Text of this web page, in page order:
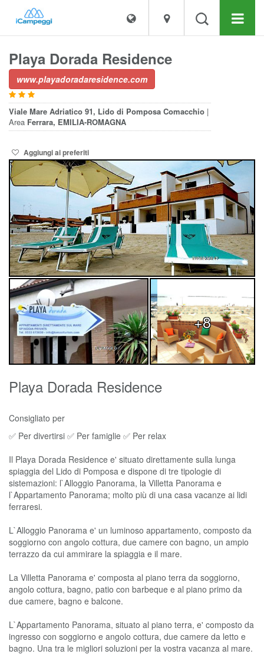
Playa Dorada Residence
www.playadoradaresidence.com
Viale Mare Adriatico 91, Lido di Pomposa Comacchio |
Area Ferrara, EMILIA-ROMAGNA
Aggiungi ai preferiti
+8
Playa Dorada Residence
Consigliato per
✅ Per divertirsi ✅ Per famiglie ✅ Per relax
Il Playa Dorada Residence e' situato direttamente sulla lunga
spiaggia del Lido di Pomposa e dispone di tre tipologie di
sistemazioni: l`Alloggio Panorama, la Villetta Panorama e
l`Appartamento Panorama; molto più di una casa vacanze ai lidi
ferraresi.
L`Alloggio Panorama e' un luminoso appartamento, composto da
soggiorno con angolo cottura, due camere con bagno, un ampio
terrazzo da cui ammirare la spiaggia e il mare.
La Villetta Panorama e' composta al piano terra da soggiorno,
angolo cottura, bagno, patio con barbeque e al piano primo da
due camere, bagno e balcone.
L`Appartamento Panorama, situato al piano terra, e' composto da
ingresso con soggiorno e angolo cottura, due camere da letto e
bagno. Una tra le migliori soluzioni per la vostra vacanza al mare.